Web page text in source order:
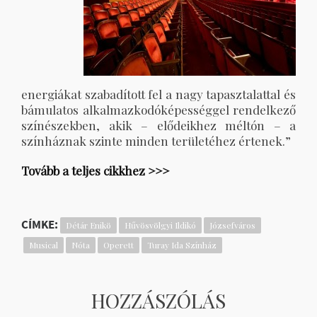
energiákat szabadított fel a nagy tapasztalattal és
bámulatos alkalmazkodóképességgel rendelkező
színészekben, akik – elődeikhez méltón – a
színháznak szinte minden területéhez értenek.”
Tovább a teljes cikkhez >>>
CÍMKE: Détár Enikö Hűvösvölgyi Ildikó
Józsefváros
Musical
Nóta Operett Turay Ida Színház
HOZZÁSZÓLÁS